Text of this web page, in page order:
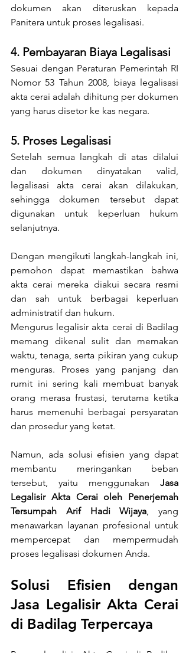
dokumen akan diteruskan kepada
Panitera untuk proses legalisasi.
4. Pembayaran Biaya Legalisasi
Sesuai dengan Peraturan Pemerintah RI
Nomor 53 Tahun 2008, biaya legalisasi
akta cerai adalah dihitung per dokumen
yang harus disetor ke kas negara.
5. Proses Legalisasi
Setelah semua langkah di atas dilalui
dan dokumen dinyatakan valid,
legalisasi akta cerai akan dilakukan,
sehingga dokumen tersebut dapat
digunakan untuk keperluan hukum
selanjutnya.
Dengan mengikuti langkah-langkah ini,
pemohon dapat memastikan bahwa
akta cerai mereka diakui secara resmi
dan sah untuk berbagai keperluan
administratif dan hukum.
Mengurus legalisir akta cerai di Badilag
memang dikenal sulit dan memakan
waktu, tenaga, serta pikiran yang cukup
menguras. Proses yang panjang dan
rumit ini sering kali membuat banyak
orang merasa frustasi, terutama ketika
harus memenuhi berbagai persyaratan
dan prosedur yang ketat.
Namun, ada solusi efisien yang dapat
membantu meringankan beban
tersebut, yaitu menggunakan Jasa
Legalisir Akta Cerai oleh Penerjemah
Tersumpah Arif Hadi Wijaya , yang
menawarkan layanan profesional untuk
mempercepat dan mempermudah
proses legalisasi dokumen Anda.
Solusi Efisien dengan
Jasa Legalisir Akta Cerai
di Badilag Terpercaya